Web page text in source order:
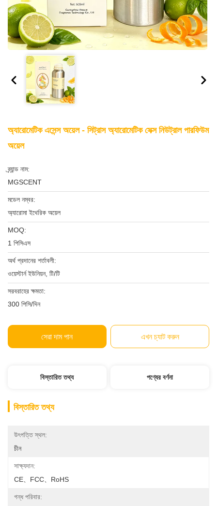
অ্যারোমেটিক এসেন্স অয়েল - সিট্রাস অ্যারোমেটিক সেক্স নিউট্রাল পারফিউম
অয়েল
ব্র্যান্ড নাম:
MGSCENT
মডেল নম্বর:
অ্যারোমা ইথেরিক অয়েল
MOQ:
1 পিসিএস
অর্থ প্রদানের শর্তাবলী:
ওয়েস্টার্ন ইউনিয়ন, টি/টি
সরবরাহের ক্ষমতা:
300 পিসি/দিন
সেরা দাম পান এখন চ্যাট করুন
বিস্তারিত তথ্য পণ্যের বর্ণনা
বিস্তারিত তথ্য
উৎপত্তি স্থল:
চীন
সাক্ষ্যদান:
CE、FCC、RoHS
গন্ধ পরিবার: